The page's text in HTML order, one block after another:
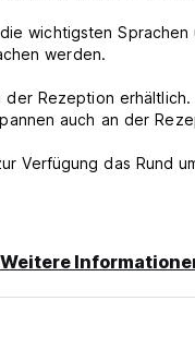
wichtigsten Sprachen
werden.
der Rezeption erhältlich.
auch an der
Sommerstimmung
geöffnet. Hier habt
selbst zu kochen.
Rezeption erwerbbar.
Weitere